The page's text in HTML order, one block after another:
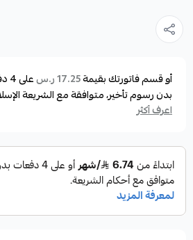
أو قسم فاتورتك بقيمة17.25 ر.س على4
بدون رسوم تأخير، متوافقة مع الشريعة
اعرف أكثر